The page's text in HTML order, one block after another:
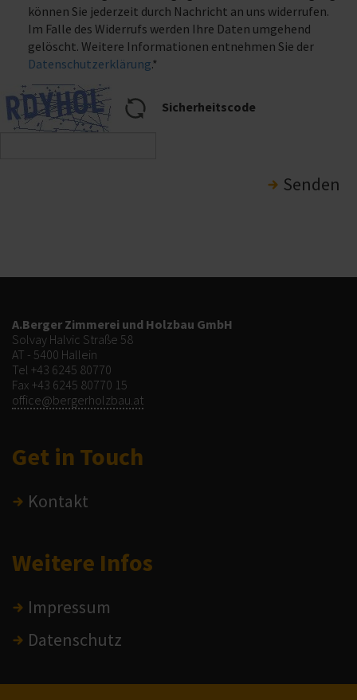
können Sie jederzeit durch Nachricht an uns widerrufen.
Im Falle des Widerrufs werden Ihre Daten umgehend
gelöscht. Weitere Informationen entnehmen Sie der
Datenschutzerklärung.*
Sicherheitscode
Senden
A.Berger Zimmerei und Holzbau GmbH
Solvay Halvic Straße 58
AT - 5400 Hallein
Tel +43 6245 80770
Fax +43 6245 80770 15
office@bergerholzbau.at
Get in Touch
Kontakt
Weitere Infos
Impressum
Datenschutz